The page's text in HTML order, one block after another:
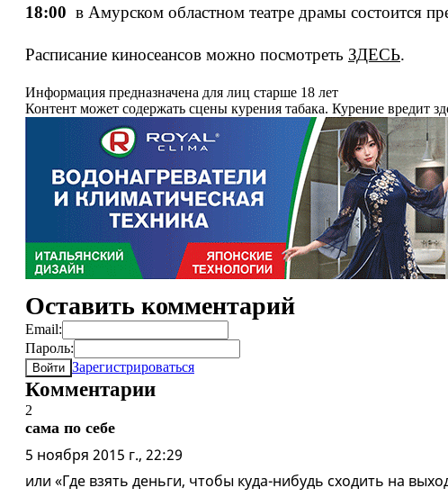
18:00 в Амурском областном театре драмы состоится
Расписание киносеансов можно посмотреть ЗДЕСЬ.
Информация предназначена для лиц старше 18 лет
Контент может содержать сцены курения табака. Курение вредит
Оставить комментарий
Email:
Пароль:
Войти Зарегистрироваться
Комментарии
2
сама по себе
5 ноября 2015 г., 22:29
или «Где взять деньги, чтобы куда-нибудь сходить на